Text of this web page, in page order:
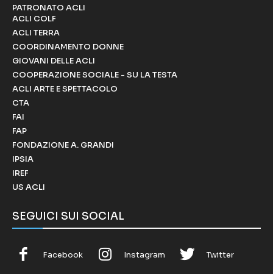
PATRONATO ACLI
ACLI COLF
ACLI TERRA
COORDINAMENTO DONNE
GIOVANI DELLE ACLI
COOPERAZIONE SOCIALE - SU LA TESTA
ACLI ARTE E SPETTACOLO
CTA
FAI
FAP
FONDAZIONE A. GRANDI
IPSIA
IREF
US ACLI
SEGUICI SUI SOCIAL
Facebook Instagram Twitter